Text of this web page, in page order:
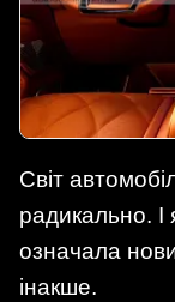
Світ
радикально.
означала
інакше.